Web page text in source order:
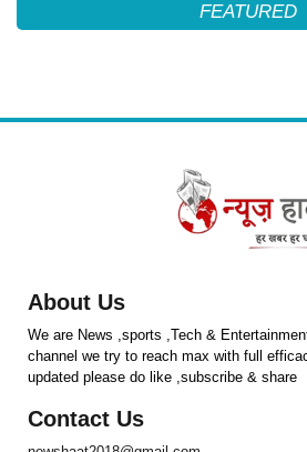
FEATURED
About Us
We are News ,sports ,Tech &
channel we try to reach max with full
updated please do like ,subscribe & share
Contact Us